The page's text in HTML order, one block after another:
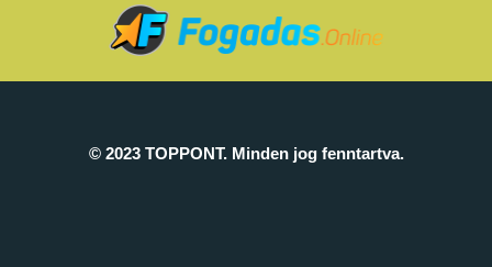
© 2023 TOPPONT. Minden jog fenntartva.